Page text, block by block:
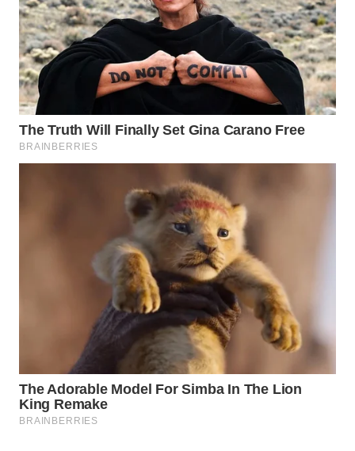
WAHANA
INFRASTRUKTUR
WAHANA
KONSUMEN
WAHANA
LISTRIK
WAHANANEWS
WAHANANEWS
CO ID